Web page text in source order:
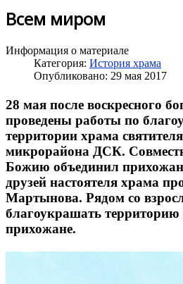
Всем миром
Информация о материале
Категория: История храма
Опубликовано: 29 мая 2017
28 мая после воскресного
проведены работы по
территории храма
микрорайона ДСК.
Божию объединил
друзей настоятеля храма
Мартынова. Рядом со
благоукрашать
прихожане.